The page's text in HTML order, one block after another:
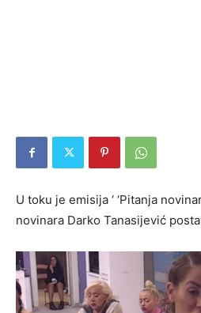
U toku je emisija ‘ ‘Pitanja
novinara Darko Tanasijević